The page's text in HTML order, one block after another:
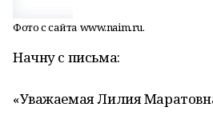
Фото с сайта www.naim.ru.
Начну с письма:
«Уважаемая Лилия